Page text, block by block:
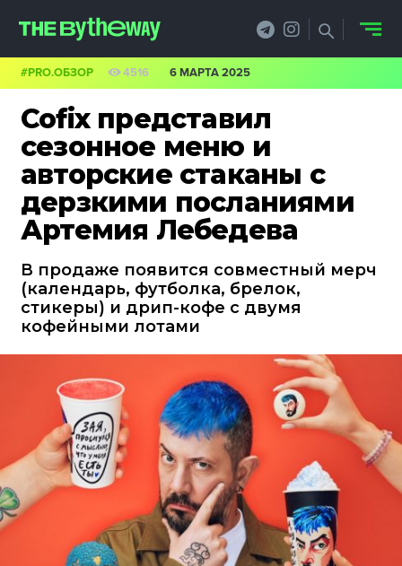
Cofix представил
сезонное меню и
авторские стаканы с
дерзкими посланиями
Артемия Лебедева
В продаже появится совместный мерч
(календарь, футболка, брелок,
стикеры) и дрип-кофе с двумя
кофейными лотами
#PRO.ОБЗОР 4516 6 МАРТА 2025
PRO.ОБЗОР
КЕЙСЫ
ФИЛОСОФИЯ
БИЗНЕС И
ТЕХНОЛОГИИ
ФЕСТИВАЛИ
ФОТОГРАФИЯ
ТИПОГРАФИКА
ИСТОРИИ БРЕНДОВ
О ПРОЕКТЕ